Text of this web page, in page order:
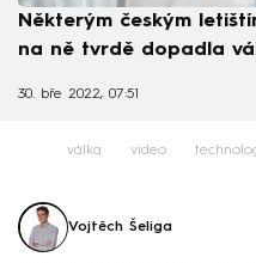
Některým českým
na ně tvrdě dopadla
30. bře 2022, 07:51
válka video
Vojtěch Šeliga